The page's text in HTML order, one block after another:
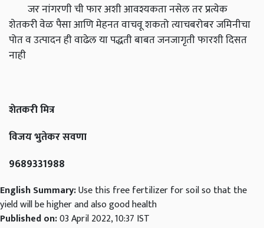
जर नांगरणी ची फार अशी आवश्यकता नसेल तर प्रत्येक
शेतकरी वेळ पैसा आणि मेहनत वाचवू शकतो त्याचबरोबर जमिनीचा
पोत व उत्पादन ही वाढेल या पद्धती बाबत जनजागृती फारशी दिसत
नाही
शेतकरी मित्र
विजय भुतेकर सवणा
9689331988
English Summary:Use this free fertilizer for soil so that the
yield will be higher and also good health
Published on:03 April 2022, 10:37 IST